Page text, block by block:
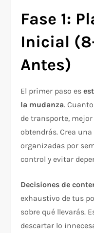
Fase 1:
Inicial
Antes)
El primer paso es
la mudanza.
de transporte,
obtendrás. Crea
organizadas por
control y evitar
Decisiones de
exhaustivo de tus
sobre qué llevarás.
descartar lo